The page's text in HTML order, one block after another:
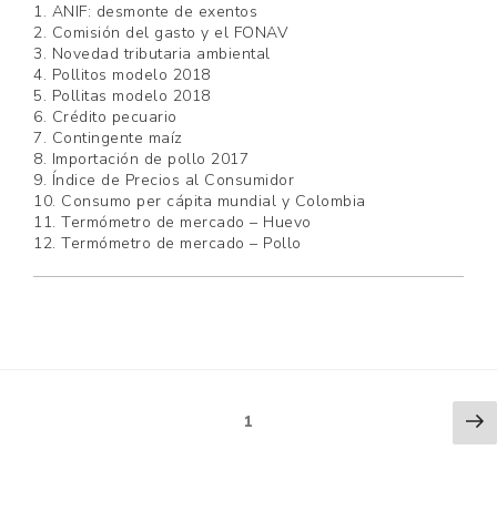
1. ANIF: desmonte de exentos
2. Comisión del gasto y el FONAV
3. Novedad tributaria ambiental
4. Pollitos modelo 2018
5. Pollitas modelo 2018
6. Crédito pecuario
7. Contingente maíz
8. Importación de pollo 2017
9. Índice de Precios al Consumidor
10. Consumo per cápita mundial y Colombia
11. Termómetro de mercado – Huevo
12. Termómetro de mercado – Pollo
1